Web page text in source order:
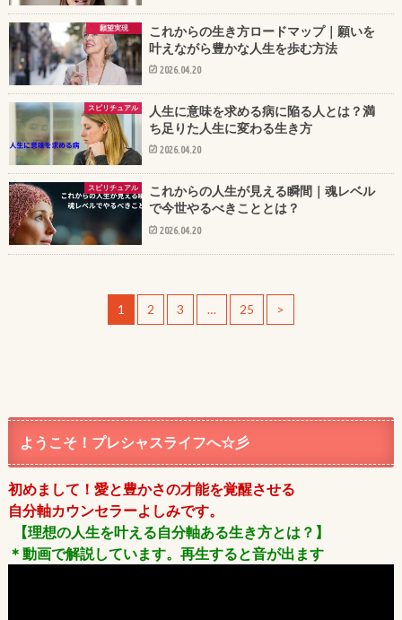
願望実現
これからの生き方ロードマップ｜願いを
叶えながら豊かな人生を歩む方法
2026.04.20
スピリチュアル
人生に意味を求める病に陥る人とは？満
ち足りた人生に変わる生き方
2026.04.20
スピリチュアル
これからの人生が見える瞬間｜魂レベル
で今世やるべきこととは？
2026.04.20
1 2 3 … 25 >
ようこそ！プレシャスライフへ☆彡
初めまして！愛と豊かさの才能を覚醒させる
自分軸カウンセラーよしみです。
【理想の人生を叶える自分軸ある生き方とは？】
＊動画で解説しています。再生すると音が出ます